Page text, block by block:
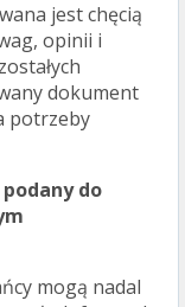
jest chęcią
opinii i
dokument
potrzeby
do
mogą nadal